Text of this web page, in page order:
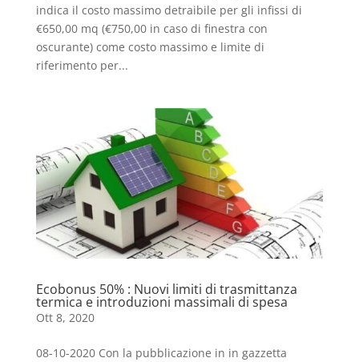
indica il costo massimo detraibile per gli infissi di
€650,00 mq (€750,00 in caso di finestra con
oscurante) come costo massimo e limite di
riferimento per...
Ecobonus 50% : Nuovi limiti di trasmittanza
termica e introduzioni massimali di spesa
Ott 8, 2020
08-10-2020 Con la pubblicazione in in gazzetta